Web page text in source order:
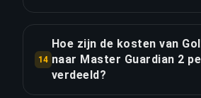
snellere levering en bespaart
komt neer op €0.79 per
14
Hoe zijn de kosten van
naar Master Guardian 2
verdeeld?